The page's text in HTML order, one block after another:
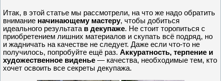
Итак, в этой статье мы рассмотрели, на что же надо обратить
внимание начинающему мастеру, чтобы добиться
идеального результата в декупаже. Не стоит торопиться с
приобретением лишних материалов и скупать всё подряд, но
и жадничать на качестве не следует. Даже если что-то не
получилось, попробуйте ещё раз. Аккуратность, терпение и
художественное виденье — качества, необходимые тем, кто
хочет освоить все секреты декупажа.